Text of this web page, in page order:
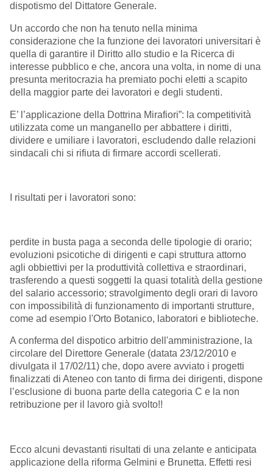
dispotismo del Dittatore Generale.
Un accordo che non ha tenuto nella minima
considerazione che la funzione dei lavoratori universitari è
quella di garantire il Diritto allo studio e la Ricerca di
interesse pubblico e che, ancora una volta, in nome di una
presunta meritocrazia ha premiato pochi eletti a scapito
della maggior parte dei lavoratori e degli studenti.
E’ l’applicazione della Dottrina Mirafiori”: la competitività
utilizzata come un manganello per abbattere i diritti,
dividere e umiliare i lavoratori, escludendo dalle relazioni
sindacali chi si rifiuta di firmare accordi scellerati.
I risultati per i lavoratori sono:
perdite in busta paga a seconda delle tipologie di orario;
evoluzioni psicotiche di dirigenti e capi struttura attorno
agli obbiettivi per la produttività collettiva e straordinari,
trasferendo a questi soggetti la quasi totalità della gestione
del salario accessorio; stravolgimento degli orari di lavoro
con impossibilità di funzionamento di importanti strutture,
come ad esempio l'Orto Botanico, laboratori e biblioteche.
A conferma del dispotico arbitrio dell'amministrazione, la
circolare del Direttore Generale (datata 23/12/2010 e
divulgata il 17/02/11) che, dopo avere avviato i progetti
finalizzati di Ateneo con tanto di firma dei dirigenti, dispone
l’esclusione di buona parte della categoria C e la non
retribuzione per il lavoro già svolto!!
Ecco alcuni devastanti risultati di una zelante e anticipata
applicazione della riforma Gelmini e Brunetta. Effetti resi